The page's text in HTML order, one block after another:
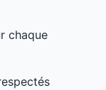
chaque